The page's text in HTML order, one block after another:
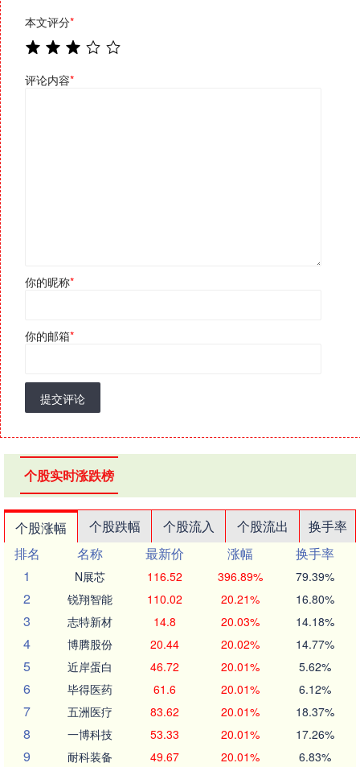
本文评分*
评论内容*
你的昵称*
你的邮箱*
提交评论
个股实时涨跌榜
个股涨幅 个股跌幅 个股流入 个股流出
换手率
排名
名称 最新价 涨幅
换手率
1
N展芯 116.52 396.89% 79.39%
2 锐翔智能 110.02 20.21% 16.80%
3 志特新材 14.8 20.03% 14.18%
4 博腾股份 20.44 20.02% 14.77%
5 近岸蛋白 46.72 20.01% 5.62%
6 毕得医药 61.6 20.01% 6.12%
7 五洲医疗 83.62 20.01% 18.37%
8 一博科技 53.33 20.01% 17.26%
9 耐科装备 49.67 20.01% 6.83%